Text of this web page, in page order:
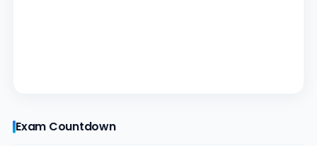
Exam Countdown